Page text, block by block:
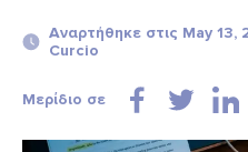
Αναρτήθηκε στις May
Curcio
Μερίδιο σε